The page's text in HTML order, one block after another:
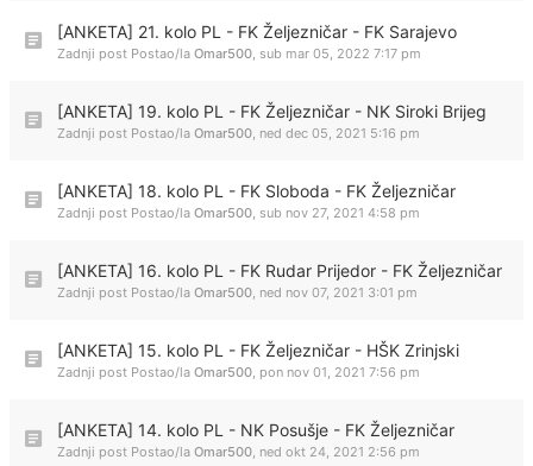
[ANKETA] 21. kolo PL - FK Željezničar - FK Sarajevo
Zadnji post Postao/la Omar500, sub mar 05, 2022 7:17 pm
[ANKETA] 19. kolo PL - FK Željezničar - NK Siroki Brijeg
Zadnji post Postao/la Omar500, ned dec 05, 2021 5:16 pm
[ANKETA] 18. kolo PL - FK Sloboda - FK Željezničar
Zadnji post Postao/la Omar500, sub nov 27, 2021 4:58 pm
[ANKETA] 16. kolo PL - FK Rudar Prijedor - FK Željezničar
Zadnji post Postao/la Omar500, ned nov 07, 2021 3:01 pm
[ANKETA] 15. kolo PL - FK Željezničar - HŠK Zrinjski
Zadnji post Postao/la Omar500, pon nov 01, 2021 7:56 pm
[ANKETA] 14. kolo PL - NK Posušje - FK Željezničar
Zadnji post Postao/la Omar500, ned okt 24, 2021 2:56 pm